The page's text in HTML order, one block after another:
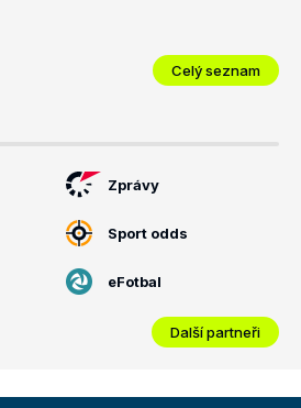
Celý seznam
Zprávy
Sport odds
eFotbal
Další partneři